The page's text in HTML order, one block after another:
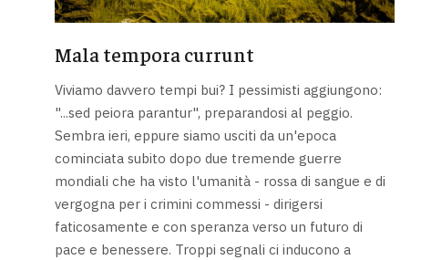
Mala tempora currunt
Viviamo davvero tempi bui? I pessimisti aggiungono:
"...sed peiora parantur", preparandosi al peggio.
Sembra ieri, eppure siamo usciti da un'epoca
cominciata subito dopo due tremende guerre
mondiali che ha visto l'umanità - rossa di sangue e di
vergogna per i crimini commessi - dirigersi
faticosamente e con speranza verso un futuro di
pace e benessere. Troppi segnali ci inducono a